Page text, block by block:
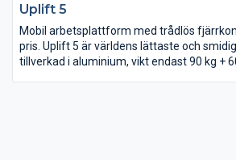
Uplift 5
Mobil arbetsplattform med trådlös
pris. Uplift 5 är världens lättaste och
tillverkad i aluminium, vikt endast 90 kg +